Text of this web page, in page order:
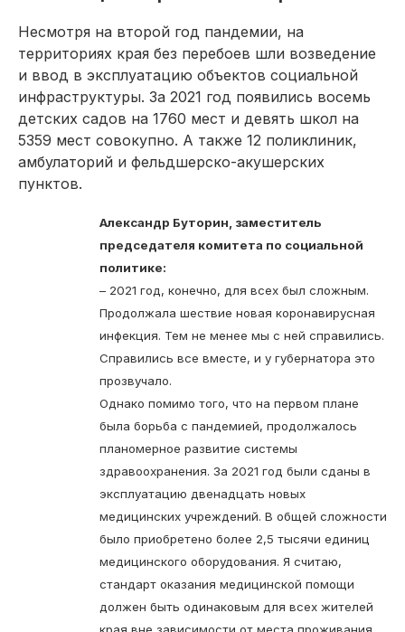
Несмотря на второй год пандемии, на
территориях края без перебоев шли возведение
и ввод в эксплуатацию объектов социальной
инфраструктуры. За 2021 год появились восемь
детских садов на 1760 мест и девять школ на
5359 мест совокупно. А также 12 поликлиник,
амбулаторий и фельдшерско-акушерских
пунктов.
Александр Буторин, заместитель
председателя комитета по социальной
политике:
– 2021 год, конечно, для всех был сложным.
Продолжала шествие новая коронавирусная
инфекция. Тем не менее мы с ней справились.
Справились все вместе, и у губернатора это
прозвучало.
Однако помимо того, что на первом плане
была борьба с пандемией, продолжалось
планомерное развитие системы
здравоохранения. За 2021 год были сданы в
эксплуатацию двенадцать новых
медицинских учреждений. В общей сложности
было приобретено более 2,5 тысячи единиц
медицинского оборудования. Я считаю,
стандарт оказания медицинской помощи
должен быть одинаковым для всех жителей